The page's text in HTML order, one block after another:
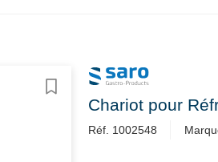
Chariot pour
Réf. 1002548